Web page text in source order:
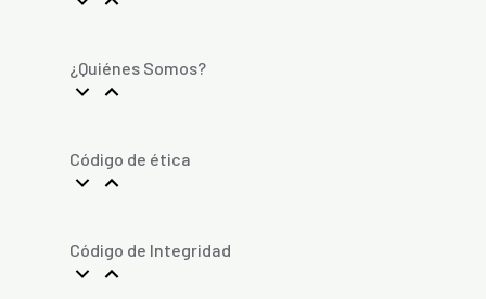
¿Quiénes Somos?
Código de ética
Código de Integridad